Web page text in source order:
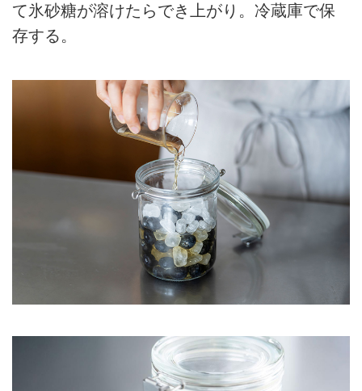
て氷砂糖が溶けたらでき上がり。冷蔵庫で保
存する。